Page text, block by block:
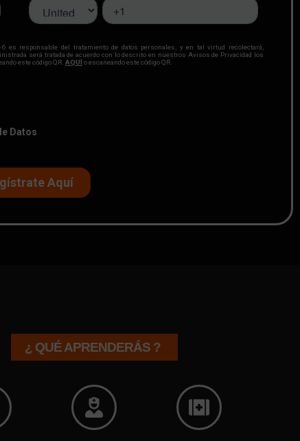
¿ QUÉ APRENDERÁS ?